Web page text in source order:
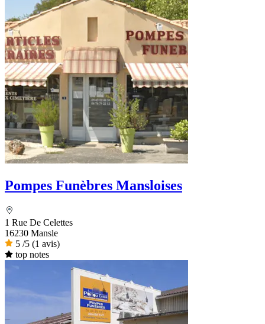
Pompes Funèbres Mansloises
1 Rue De Celettes
16230 Mansle
5 /5 (1 avis)
top notes